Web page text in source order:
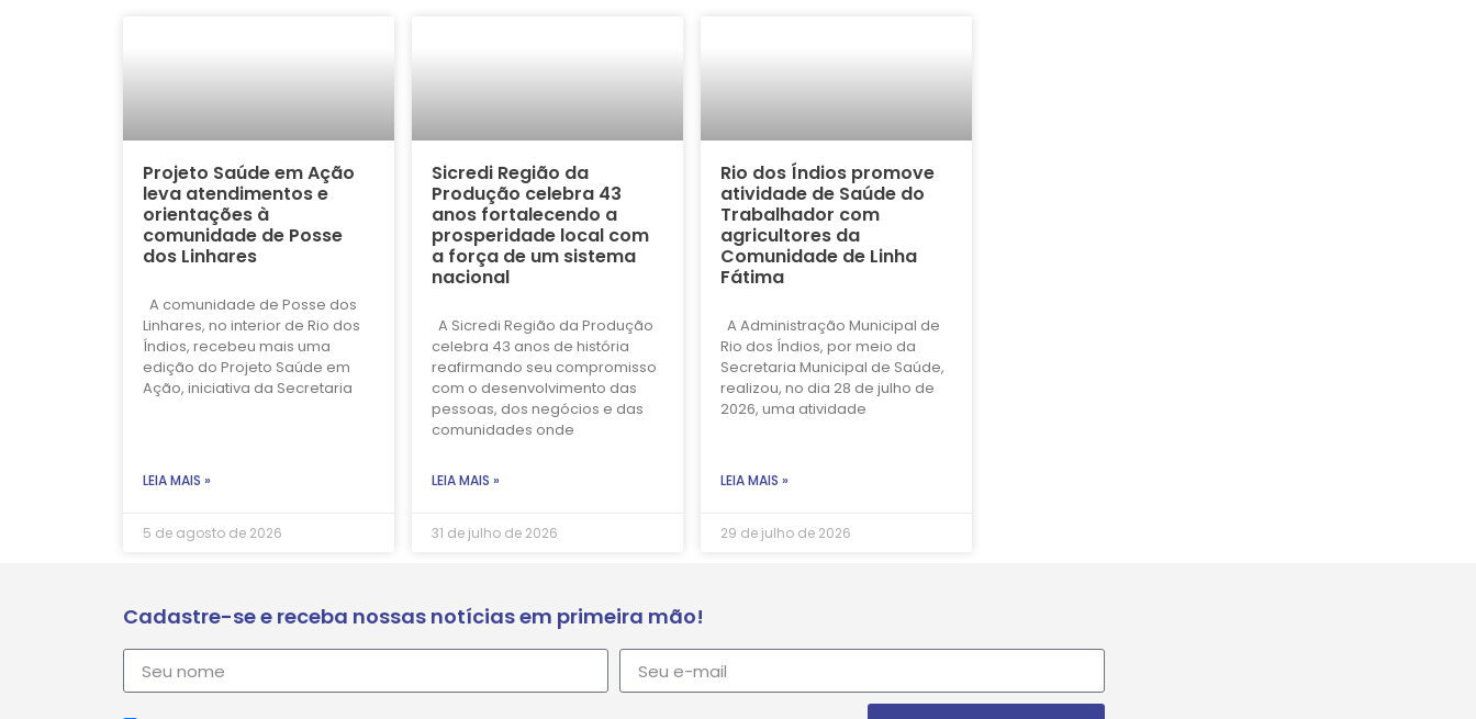
Projeto Saúde em Ação
leva atendimentos e
orientações à
comunidade de Posse
dos Linhares
A comunidade de Posse dos
Linhares, no interior de Rio dos
Índios, recebeu mais uma
edição do Projeto Saúde em
Ação, iniciativa da Secretaria
LEIA MAIS »
5 de agosto de 2026
Sicredi Região da
Produção celebra 43
anos fortalecendo a
prosperidade local com
a força de um sistema
nacional
A Sicredi Região da Produção
celebra 43 anos de história
reafirmando seu compromisso
com o desenvolvimento das
pessoas, dos negócios e das
comunidades onde
LEIA MAIS »
31 de julho de 2026
Rio dos Índios promove
atividade de Saúde do
Trabalhador com
agricultores da
Comunidade de Linha
Fátima
A Administração Municipal de
Rio dos Índios, por meio da
Secretaria Municipal de Saúde,
realizou, no dia 28 de julho de
2026, uma atividade
LEIA MAIS »
29 de julho de 2026
Cadastre-se e receba nossas notícias em primeira mão!